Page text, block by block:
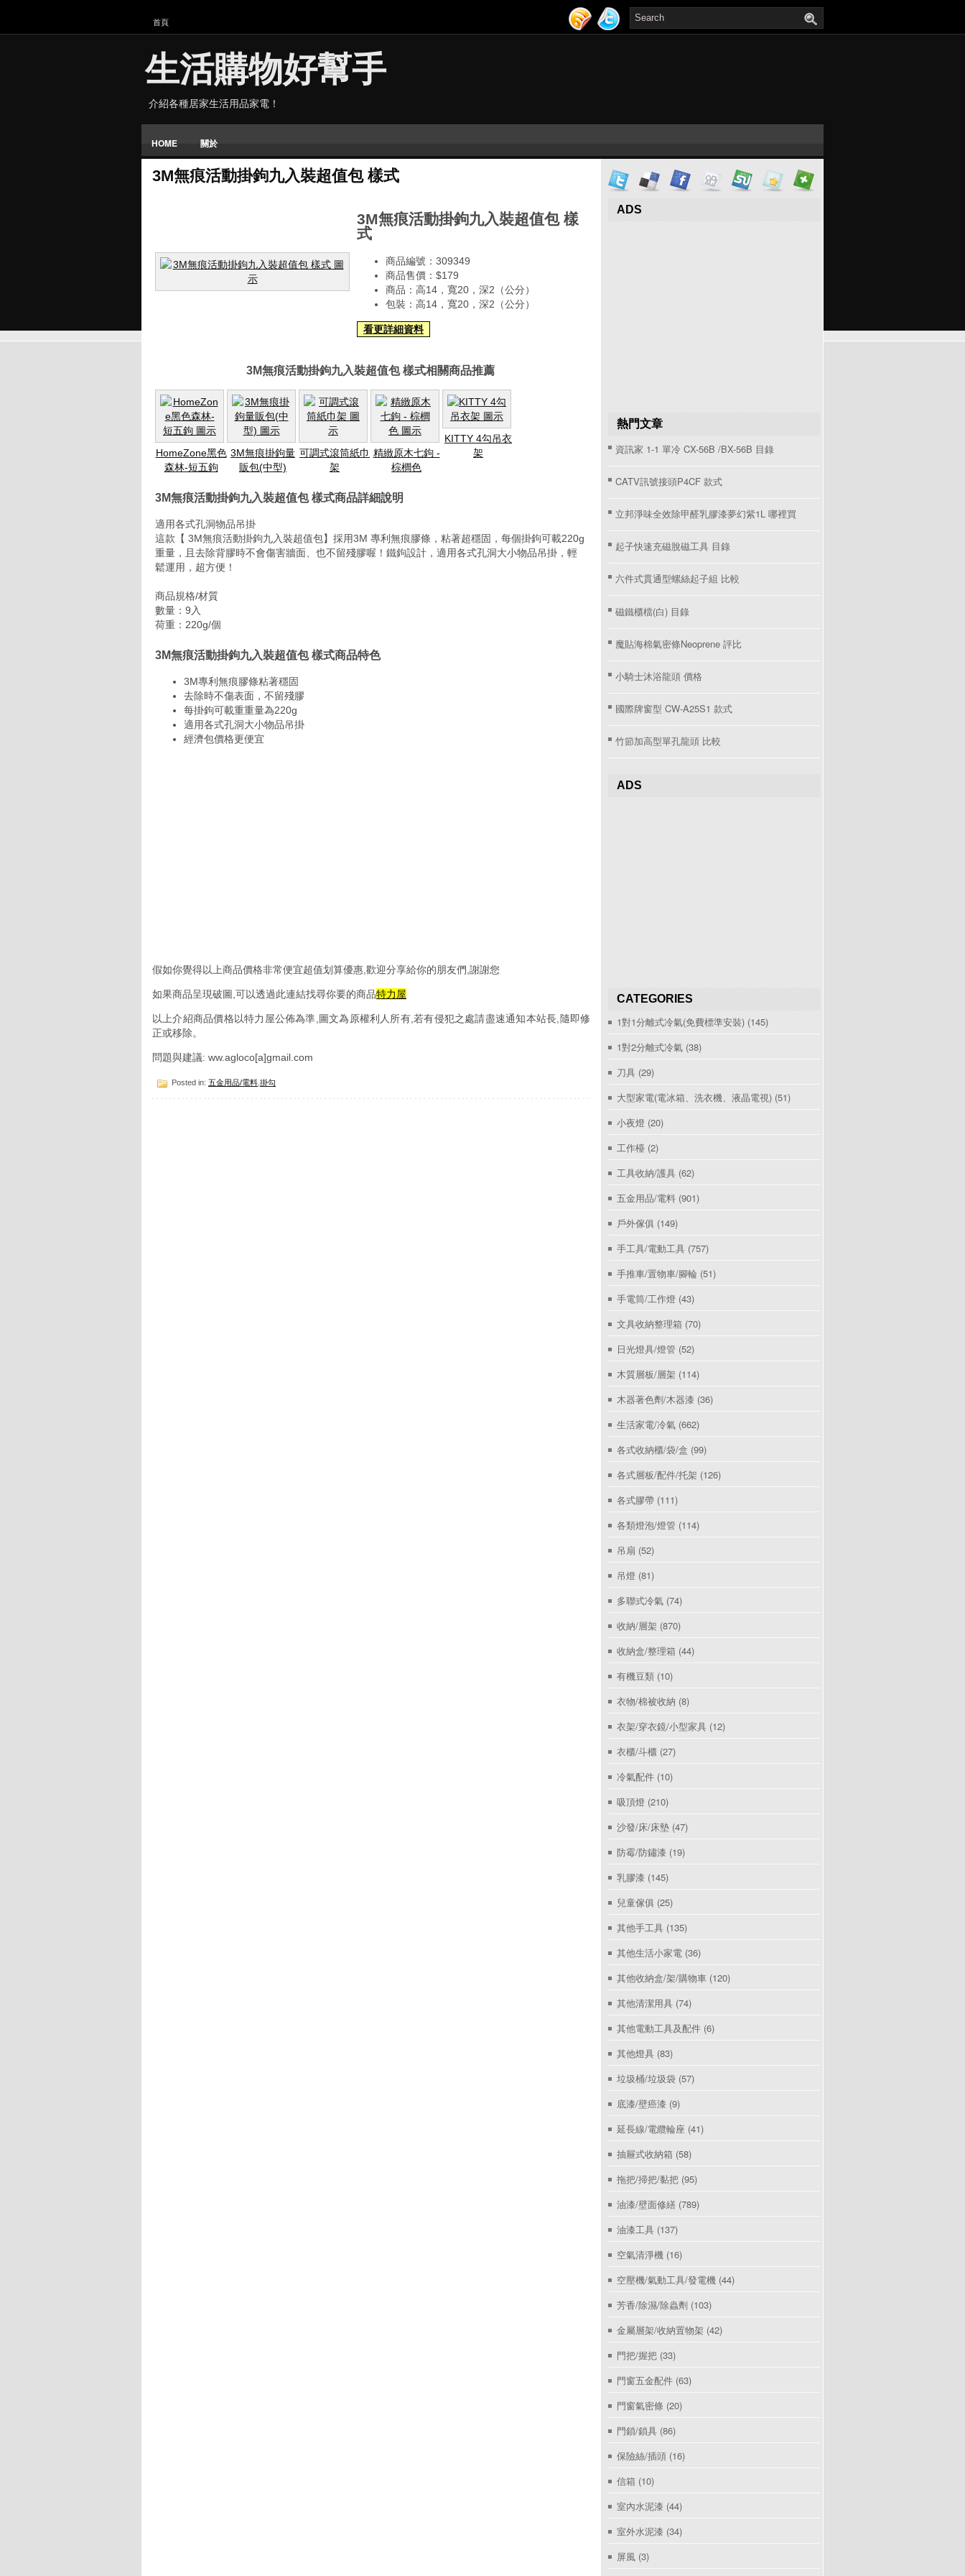
首頁
生活購物好幫手
介紹各種居家生活用品家電！
HOME 關於
3M無痕活動掛鉤九入裝超值包 樣式
3M無痕活動掛鉤九入裝超值包 樣
式
商品編號：309349
商品售價：$179
商品：高14，寬20，深2（公分）
包裝：高14，寬20，深2（公分）
看更詳細資料
3M無痕活動掛鉤九入裝超值包 樣式相關商品推薦
HomeZone黑色
森林-短五鉤
3M無痕掛鉤量
販包(中型)
可調式滾筒紙巾
架
精緻原木七鉤 -
棕櫚色
KITTY 4勾吊衣
架
3M無痕活動掛鉤九入裝超值包 樣式商品詳細說明
適用各式孔洞物品吊掛
這款【 3M無痕活動掛鉤九入裝超值包】採用3M 專利無痕膠條，粘著超穩固，每個掛鉤可載220g
重量，且去除背膠時不會傷害牆面、也不留殘膠喔！鐵鉤設計，適用各式孔洞大小物品吊掛，輕
鬆運用，超方便！
商品規格/材質
數量：9入
荷重：220g/個
3M無痕活動掛鉤九入裝超值包 樣式商品特色
3M專利無痕膠條粘著穩固
去除時不傷表面，不留殘膠
每掛鉤可載重重量為220g
適用各式孔洞大小物品吊掛
經濟包價格更便宜
假如你覺得以上商品價格非常便宜超值划算優惠,歡迎分享給你的朋友們,謝謝您
如果商品呈現破圖,可以透過此連結找尋你要的商品特力屋
以上介紹商品價格以特力屋公佈為準,圖文為原權利人所有,若有侵犯之處請盡速通知本站長,隨即修
正或移除。
問題與建議: ww.agloco[a]gmail.com
Posted in: 五金用品/電料 掛勾
ADS
熱門文章
資訊家 1-1 單冷 CX-56B /BX-56B 目錄
CATV訊號接頭P4CF 款式
立邦淨味全效除甲醛乳膠漆夢幻紫1L 哪裡買
起子快速充磁脫磁工具 目錄
六件式貫通型螺絲起子組 比較
磁鐵櫃檔(白) 目錄
魔貼海棉氣密條Neoprene 評比
小騎士沐浴龍頭 價格
國際牌窗型 CW-A25S1 款式
竹節加高型單孔龍頭 比較
ADS
CATEGORIES
1對1分離式冷氣(免費標準安裝) (145)
1對2分離式冷氣 (38)
刀具 (29)
大型家電(電冰箱、洗衣機、液晶電視) (51)
小夜燈 (20)
工作檯 (2)
工具收納/護具 (62)
五金用品/電料 (901)
戶外傢俱 (149)
手工具/電動工具 (757)
手推車/置物車/腳輪 (51)
手電筒/工作燈 (43)
文具收納整理箱 (70)
日光燈具/燈管 (52)
木質層板/層架 (114)
木器著色劑/木器漆 (36)
生活家電/冷氣 (662)
各式收納櫃/袋/盒 (99)
各式層板/配件/托架 (126)
各式膠帶 (111)
各類燈泡/燈管 (114)
吊扇 (52)
吊燈 (81)
多聯式冷氣 (74)
收納/層架 (870)
收納盒/整理箱 (44)
有機豆類 (10)
衣物/棉被收納 (8)
衣架/穿衣鏡/小型家具 (12)
衣櫃/斗櫃 (27)
冷氣配件 (10)
吸頂燈 (210)
沙發/床/床墊 (47)
防霉/防鏽漆 (19)
乳膠漆 (145)
兒童傢俱 (25)
其他手工具 (135)
其他生活小家電 (36)
其他收納盒/架/購物車 (120)
其他清潔用具 (74)
其他電動工具及配件 (6)
其他燈具 (83)
垃圾桶/垃圾袋 (57)
底漆/壁癌漆 (9)
延長線/電纜輪座 (41)
抽屜式收納箱 (58)
拖把/掃把/黏把 (95)
油漆/壁面修繕 (789)
油漆工具 (137)
空氣清淨機 (16)
空壓機/氣動工具/發電機 (44)
芳香/除濕/除蟲劑 (103)
金屬層架/收納置物架 (42)
門把/握把 (33)
門窗五金配件 (63)
門窗氣密條 (20)
門鎖/鎖具 (86)
保險絲/插頭 (16)
信箱 (10)
室內水泥漆 (44)
室外水泥漆 (34)
屏風 (3)